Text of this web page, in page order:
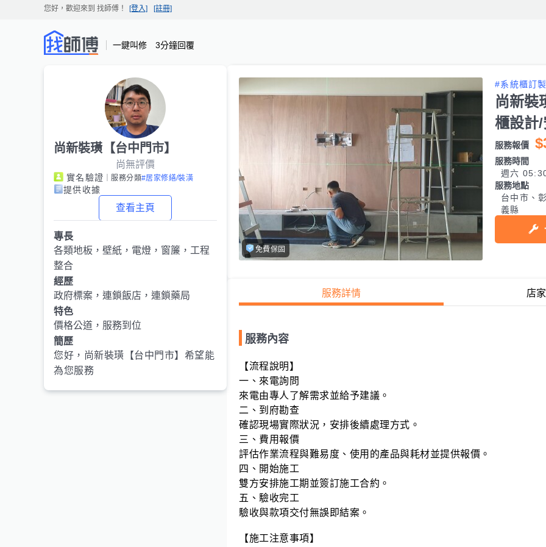
您好，歡迎來到 找師傅 ！ [登入] [註冊]
一鍵叫修 3分鐘回覆
尚新裝璜【台中門市】
尚無評價
實名驗證 ｜服務分類#居家修繕/裝潢
提供收據
查看主頁
專長
各類地板，壁紙，電燈，窗簾，工程
整合
經歷
政府標案，連鎖飯店，連鎖藥局
特色
價格公道，服務到位
簡歷
您好，尚新裝璜【台中門市】希望能
為您服務
免費保固
#系統櫃訂
尚新裝
櫃設計
服務報價
服務時間
週六
服務地點
台中市、
義縣
服務詳情 店
服務內容
【流程說明】
一、來電詢問
來電由專人了解需求並給予建議。
二、到府勘查
確認現場實際狀況，安排後續處理方式。
三、費用報價
評估作業流程與難易度、使用的產品與耗材並提供報價。
四、開始施工
雙方安排施工期並簽訂施工合約。
五、驗收完工
驗收與款項交付無誤即結案。
【施工注意事項】